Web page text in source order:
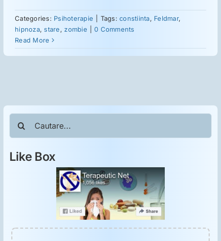
Suplimente
Mesajele lui Reichelt
Dietă
Categories: Psihoterapie Tags:constiinta, Feldmar,
hipnoza, stare, zombie
0 Comments
Read More
Cautare...
Like Box